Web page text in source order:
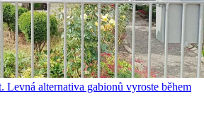
Levná alternativa gabionů vyroste během